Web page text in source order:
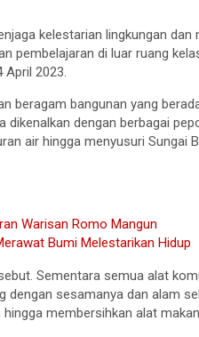
kelestarian lingkungan dan
pembelajaran di luar ruang
April 2023.
beragam bangunan yang
dengan berbagai
air hingga menyusuri Sungai
Warisan Romo Mangun
Bumi Melestarikan Hidup
Sementara semua alat
dengan sesamanya dan alam
membersihkan alat